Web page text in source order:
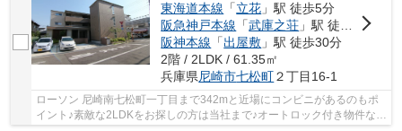
東海道本線 「立花 」駅 徒歩5分
阪急神戸本線 「武庫之荘 」駅 徒歩31分
阪神本線 「出屋敷 」駅 徒歩30分
2階 / 2LDK / 61.35㎡
兵庫県尼崎市七松町２丁目16-1
ローソン 尼崎南七松町一丁目まで342mと近場にコンビニがあるのもポ
イント♪素敵な2LDKをお探しの方は当社まで♪オートロック付き物件なの